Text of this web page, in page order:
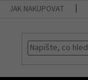
JAK NAKUPOVAT